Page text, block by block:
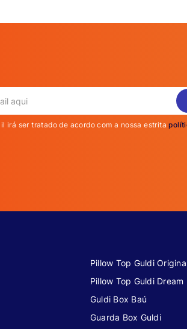
irá ser tratado de acordo com a nossa estrita
Pillow Top Guldi
Pillow Top Guldi Dream
Guldi Box Baú
Guarda Box Guldi